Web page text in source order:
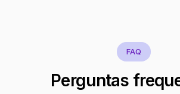
FAQ
Perguntas